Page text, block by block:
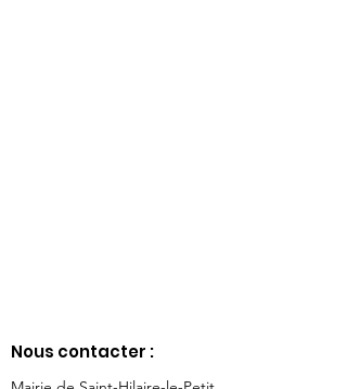
Nous contacter :